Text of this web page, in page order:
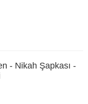
- Nikah Şapkası -